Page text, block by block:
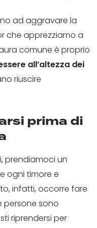
ad aggravare la
che apprezziamo a
comune è proprio
all’altezza dei
riuscire
prima di
prendiamoci un
ogni timore e
infatti, occorre fare
persone sono
riprendersi per